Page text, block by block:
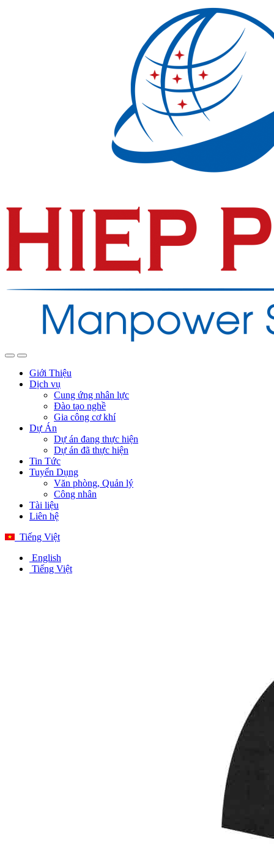
Giới Thiệu
Dịch vụ
Cung ứng nhân lực
Đào tạo nghề
Gia công cơ khí
Dự Án
Dự án đang thực hiện
Dự án đã thực hiện
Tin Tức
Tuyển Dụng
Văn phòng, Quản lý
Công nhân
Tài liệu
Liên hệ
Tiếng Việt
English
Tiếng Việt